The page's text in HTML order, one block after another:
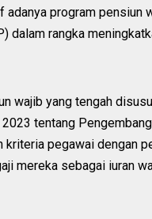
adanya program pensiun
dalam rangka
wajib yang tengah
2023 tentang
kriteria pegawai dengan
mereka sebagai iuran